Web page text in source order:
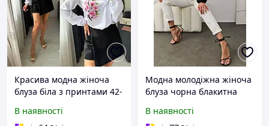
Красива модна жіноча
блуза біла з принтами 42-
В наявності
Модна молодіжна жіноча
блуза чорна блакитна
В наявності